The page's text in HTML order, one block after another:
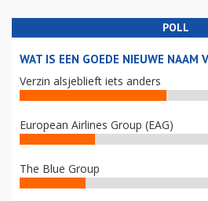
POLL
WAT IS EEN GOEDE NIEUWE NAAM
Verzin alsjeblieft iets anders
European Airlines Group (EAG)
The Blue Group